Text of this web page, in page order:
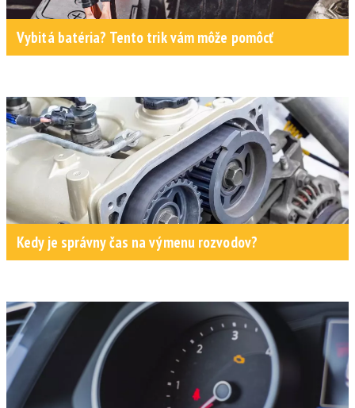
Vybitá batéria? Tento trik vám môže pomôcť
Kedy je správny čas na výmenu rozvodov?